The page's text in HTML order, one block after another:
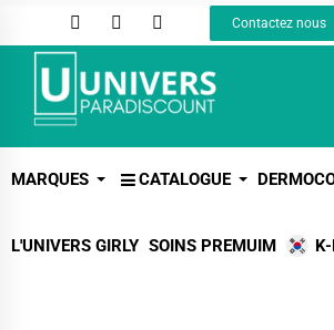
Contactez nous
MARQUES CATALOGUE
L'UNIVERS GIRLY SOINS PREMUIM